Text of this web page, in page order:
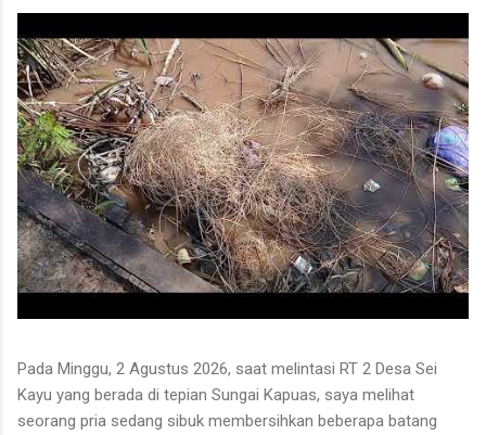
Pada Minggu, 2 Agustus 2026, saat melintasi RT 2 Desa Sei
Kayu yang berada di tepian Sungai Kapuas, saya melihat
seorang pria sedang sibuk membersihkan beberapa batang